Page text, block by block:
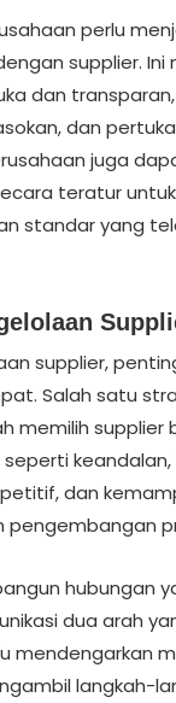
perlu
supplier. Ini
dan
dan
juga
teratur
standar yang
supplier,
Salah satu
memilih supplier
keandalan,
dan
pengembangan
hubungan
dua arah
mendengarkan
langkah-